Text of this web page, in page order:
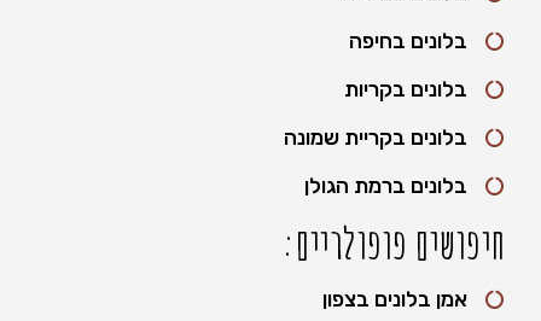
בלונים בחיפה
בלונים בקריות
בלונים בקריית שמונה
בלונים ברמת הגולן
חיפושים פופולריים:
אמן בלונים בצפון